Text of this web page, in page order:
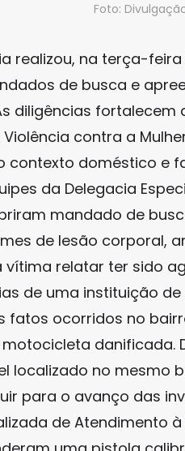
Foto:
realizou, na terça-
de busca e
diligências fortalecem
contra a
contexto doméstico e
da Delegacia
mandado de
de lesão corporal,
relatar ter sido
de uma instituição
fatos ocorridos no
danificada.
localizado no mesmo
para o avanço das
de Atendimento